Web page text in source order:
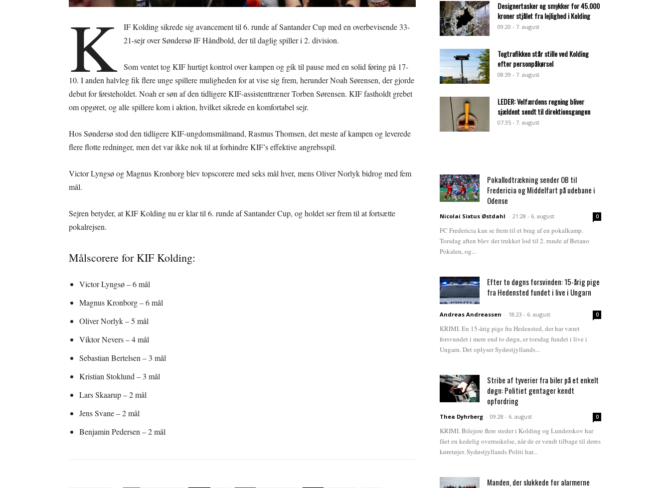
K
IF Kolding sikrede sig avancement til 6. runde af Santander Cup med en overbevisende 33-
21-sejr over Søndersø IF Håndbold, der til daglig spiller i 2. division.
Som ventet tog KIF hurtigt kontrol over kampen og gik til pause med en solid føring på 17-
10. I anden halvleg fik flere unge spillere muligheden for at vise sig frem, herunder Noah Sørensen, der gjorde
debut for førsteholdet. Noah er søn af den tidligere KIF-assistenttræner Torben Sørensen. KIF fastholdt grebet
om opgøret, og alle spillere kom i aktion, hvilket sikrede en komfortabel sejr.
Hos Søndersø stod den tidligere KIF-ungdomsmålmand, Rasmus Thomsen, det meste af kampen og leverede
flere flotte redninger, men det var ikke nok til at forhindre KIF’s effektive angrebsspil.
Victor Lyngsø og Magnus Kronborg blev topscorere med seks mål hver, mens Oliver Norlyk bidrog med fem
mål.
Sejren betyder, at KIF Kolding nu er klar til 6. runde af Santander Cup, og holdet ser frem til at fortsætte
pokalrejsen.
Målscorere for KIF Kolding:
Victor Lyngsø – 6 mål
Magnus Kronborg – 6 mål
Oliver Norlyk – 5 mål
Viktor Nevers – 4 mål
Sebastian Bertelsen – 3 mål
Kristian Stoklund – 3 mål
Lars Skaarup – 2 mål
Jens Svane – 2 mål
Benjamin Pedersen – 2 mål
Designertasker og smykker for 45.000
kroner stjålet fra lejlighed i Kolding
09:20 - 7. august
Togtrafikken står stille ved Kolding
efter personpåkørsel
08:39 - 7. august
LEDER: Velfærdens regning bliver
sjældent sendt til direktionsgangen
07:35 - 7. august
Pokallodtrækning sender OB til
Fredericia og Middelfart på udebane i
Odense
Nicolai Sixtus Østdahl - 21:28 - 6. august 0
FC Fredericia kan se frem til et brag af en pokalkamp.
Torsdag aften blev der trukket lod til 2. runde af Betano
Pokalen, og...
Efter to døgns forsvinden: 15-årig pige
fra Hedensted fundet i live i Ungarn
Andreas Andreassen - 18:23 - 6. august 0
KRIMI. En 15-årig pige fra Hedensted, der har været
forsvundet i mere end to døgn, er torsdag fundet i live i
Ungarn. Det oplyser Sydøstjyllands...
Stribe af tyverier fra biler på et enkelt
døgn: Politiet gentager kendt
opfordring
Thea Dyhrberg - 09:28 - 6. august 0
KRIMI. Bilejere flere steder i Kolding og Lunderskov har
fået en kedelig overraskelse, når de er vendt tilbage til deres
køretøjer. Sydøstjyllands Politi har...
Manden, der slukkede for alarmerne